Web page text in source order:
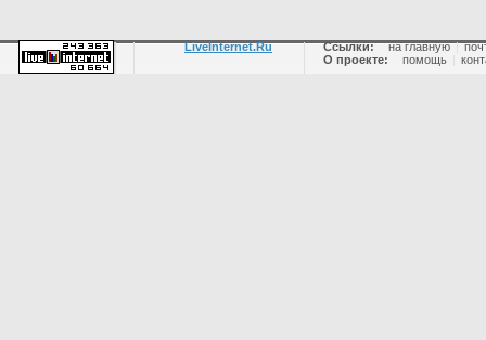
LiveInternet.Ru Ссылки: на главную |
О проекте:
помощь